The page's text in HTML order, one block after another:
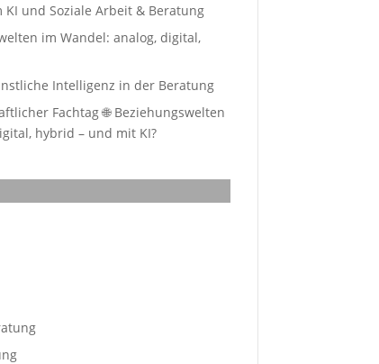
und Soziale Arbeit & Beratung
im Wandel: analog, digital,
Intelligenz in der Beratung
Fachtag 🌐 Beziehungswelten
hybrid – und mit KI?